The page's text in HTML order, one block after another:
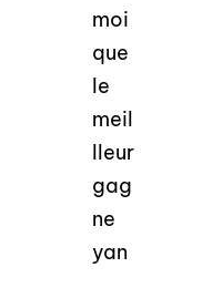
moi
que
le
meil
lleur
gag
ne
yan